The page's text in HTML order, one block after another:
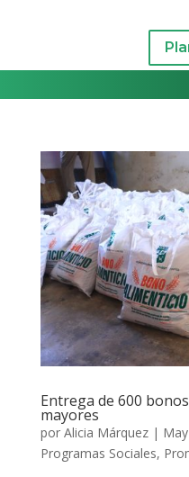
Entrega de 600
mayores
por Alicia Márquez|
Programas Sociales,